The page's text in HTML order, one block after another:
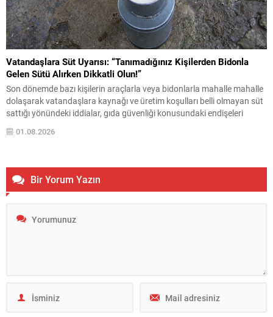
Vatandaşlara Süt Uyarısı: “Tanımadığınız Kişilerden Bidonla
Gelen Sütü Alırken Dikkatli Olun!”
Son dönemde bazı kişilerin araçlarla veya bidonlarla mahalle mahalle
dolaşarak vatandaşlara kaynağı ve üretim koşulları belli olmayan süt
sattığı yönündeki iddialar, gıda güvenliği konusundaki endişeleri
yeniden gündeme getirdi. Vatandaşlara önemli bir uyarı yapılarak,
özellikle tanınmayan kişilerden alınan açık sütlerde dikkatli olunması
01.08.2026
Bir Yorum Yazın